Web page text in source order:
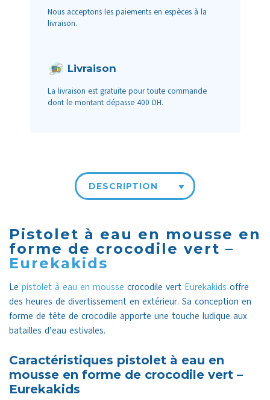
Nous acceptons les paiements en espèces à la
livraison.
Livraison
La livraison est gratuite pour toute commande
dont le montant dépasse 400 DH.
DESCRIPTION
Pistolet à eau en mousse en
forme de crocodile vert –
Eurekakids
Le pistolet à eau en mousse crocodile vert Eurekakids offre
des heures de divertissement en extérieur. Sa conception en
forme de tête de crocodile apporte une touche ludique aux
batailles d’eau estivales.
Caractéristiques pistolet à eau en
mousse en forme de crocodile vert –
Eurekakids